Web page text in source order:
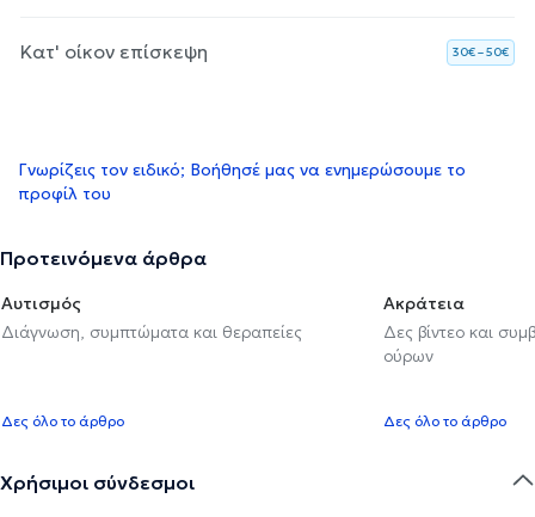
Κατ' οίκον επίσκεψη 30€ – 50€
Γνωρίζεις τον ειδικό; Βοήθησέ μας να ενημερώσουμε το
προφίλ του
Προτεινόμενα άρθρα
Αυτισμός
Διάγνωση, συμπτώματα και θεραπείες
Δες όλο το άρθρο
Ακράτεια
Δες βίντεο και
ούρων
Δες όλο το άρθρο
Χρήσιμοι σύνδεσμοι